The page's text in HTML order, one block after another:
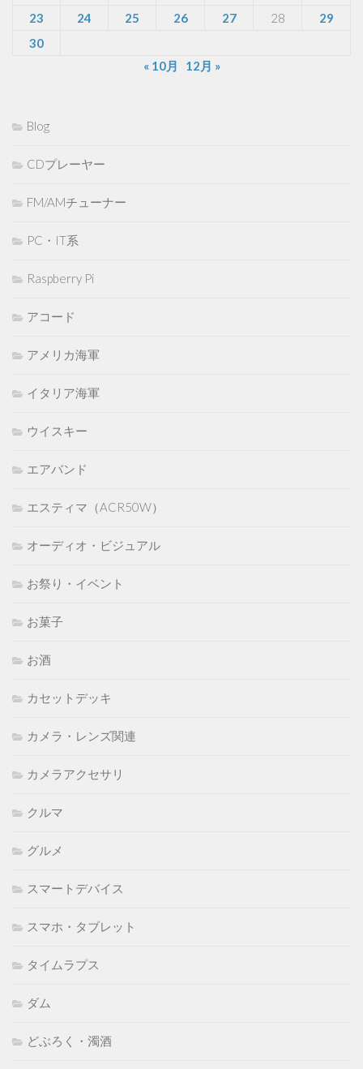
23 24 25 26 27 28
29
30
« 10月
12月 »
Blog
CDプレーヤー
FM/AMチューナー
PC・IT系
Raspberry Pi
アコード
アメリカ海軍
イタリア海軍
ウイスキー
エアバンド
エスティマ（ACR50W）
オーディオ・ビジュアル
お祭り・イベント
お菓子
お酒
カセットデッキ
カメラ・レンズ関連
カメラアクセサリ
クルマ
グルメ
スマートデバイス
スマホ・タブレット
タイムラプス
ダム
どぶろく・濁酒